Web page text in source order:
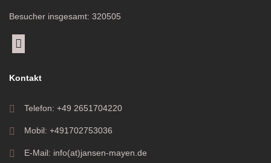
Besucher insgesamt: 320505
Kontakt
Telefon: +49 2651704220
Mobil: +491702753036
E-Mail: info(at)jansen-mayen.de